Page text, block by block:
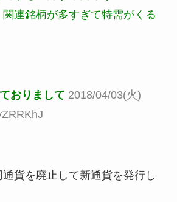
連銘柄が多すぎて特需がくる
おりまして 2018/04/03(火)
貨を廃止して新通貨を発行し